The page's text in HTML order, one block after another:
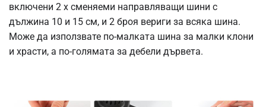
включени 2 x сменяеми направляващи шини с
дължина 10 и 15 см, и 2 броя вериги за всяка шина.
Може да използвате по-малката шина за малки клони
и храсти, а по-голямата за дебели дървета.